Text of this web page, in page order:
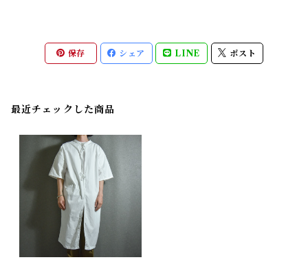
保存 シェア LINE ポスト
最近チェックした商品